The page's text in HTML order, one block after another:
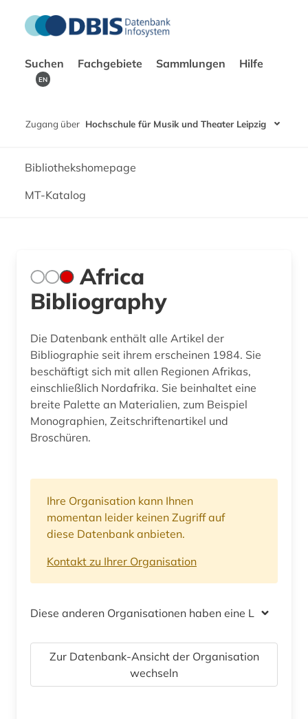
Suchen Fachgebiete Sammlungen Hilfe
EN
Zugang über Hochschule für Musik und Theater Leipzig
Bibliothekshomepage
MT-Katalog
Africa
Bibliography
Die Datenbank enthält alle Artikel der
Bibliographie seit ihrem erscheinen 1984. Sie
beschäftigt sich mit allen Regionen Afrikas,
einschließlich Nordafrika. Sie beinhaltet eine
breite Palette an Materialien, zum Beispiel
Monographien, Zeitschriftenartikel und
Broschüren.
Ihre Organisation kann Ihnen
momentan leider keinen Zugriff auf
diese Datenbank anbieten.
Kontakt zu Ihrer Organisation
Diese anderen Organisationen haben eine Lizenz
Zur Datenbank-Ansicht der Organisation
wechseln